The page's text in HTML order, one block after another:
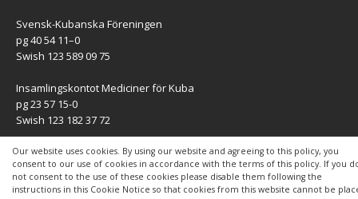
Our website uses cookies. By using our website and agreeing to this policy, you
consent to our use of cookies in accordance with the terms of this policy. If you
not consent to the use of these cookies please disable them following the
instructions in this Cookie Notice so that cookies from this website cannot be
Svensk-Kubanska Föreningen
pg 40 54 11–0
Swish 123 589 09 75
Insamlingskontot Mediciner för Kuba
pg 23 57 15-0
Swish 123 182 37 72
KONTAKT
Kontaktuppgifter